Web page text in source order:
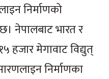
निर्माणको
नेपालबाट भारत र
हजार मेगावाट विद्युत्
निर्माणका